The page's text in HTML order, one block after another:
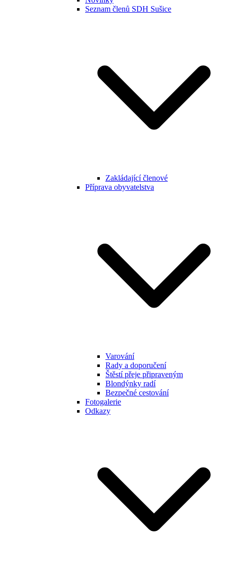
Seznam členů SDH Sušice
Zakládající členové
Příprava obyvatelstva
Varování
Rady a doporučení
Štěstí přeje připraveným
Blondýnky radí
Bezpečné cestování
Fotogalerie
Odkazy